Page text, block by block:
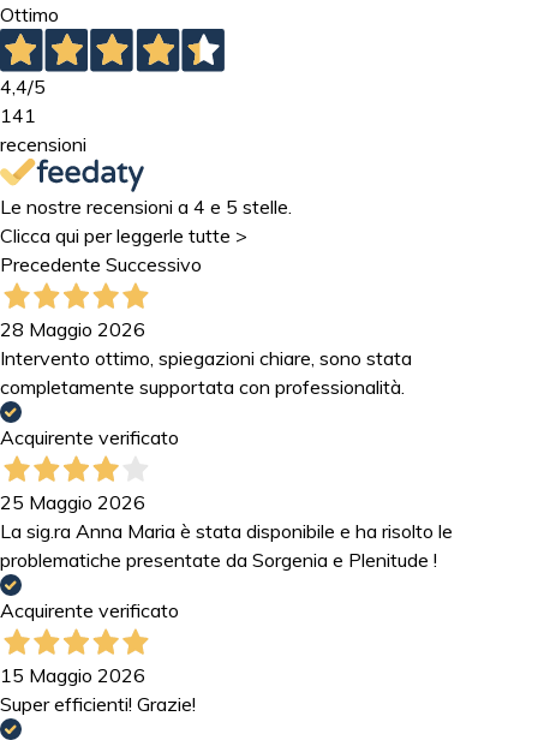
Ottimo
4,4/5
141
recensioni
Le nostre recensioni a 4 e 5 stelle.
Clicca qui per leggerle tutte >
Precedente Successivo
28 Maggio 2026
Intervento ottimo, spiegazioni chiare, sono stata
completamente supportata con professionalità.
Acquirente verificato
25 Maggio 2026
La sig.ra Anna Maria è stata disponibile e ha risolto le
problematiche presentate da Sorgenia e Plenitude !
Acquirente verificato
15 Maggio 2026
Super efficienti! Grazie!